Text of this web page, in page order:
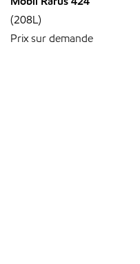
(208L)
Prix sur demande